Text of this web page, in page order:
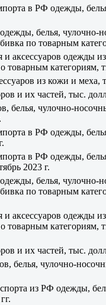
в РФ одежды,
белья, чулочно-
по товарным
аксессуаров одежды
товарным
из кожи и
и их частей, тыс.
белья, чулочно-
в РФ одежды,
в РФ одежды,
2023 г.
белья, чулочно-
по товарным
аксессуаров одежды
товарным
и их частей, тыс.
белья, чулочно-
из РФ одежды,